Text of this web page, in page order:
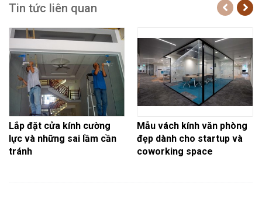
Tin tức liên quan
Lắp đặt cửa kính cường
lực và những sai lầm cần
tránh
Mẫu vách kính văn phòng
đẹp dành cho startup và
coworking space